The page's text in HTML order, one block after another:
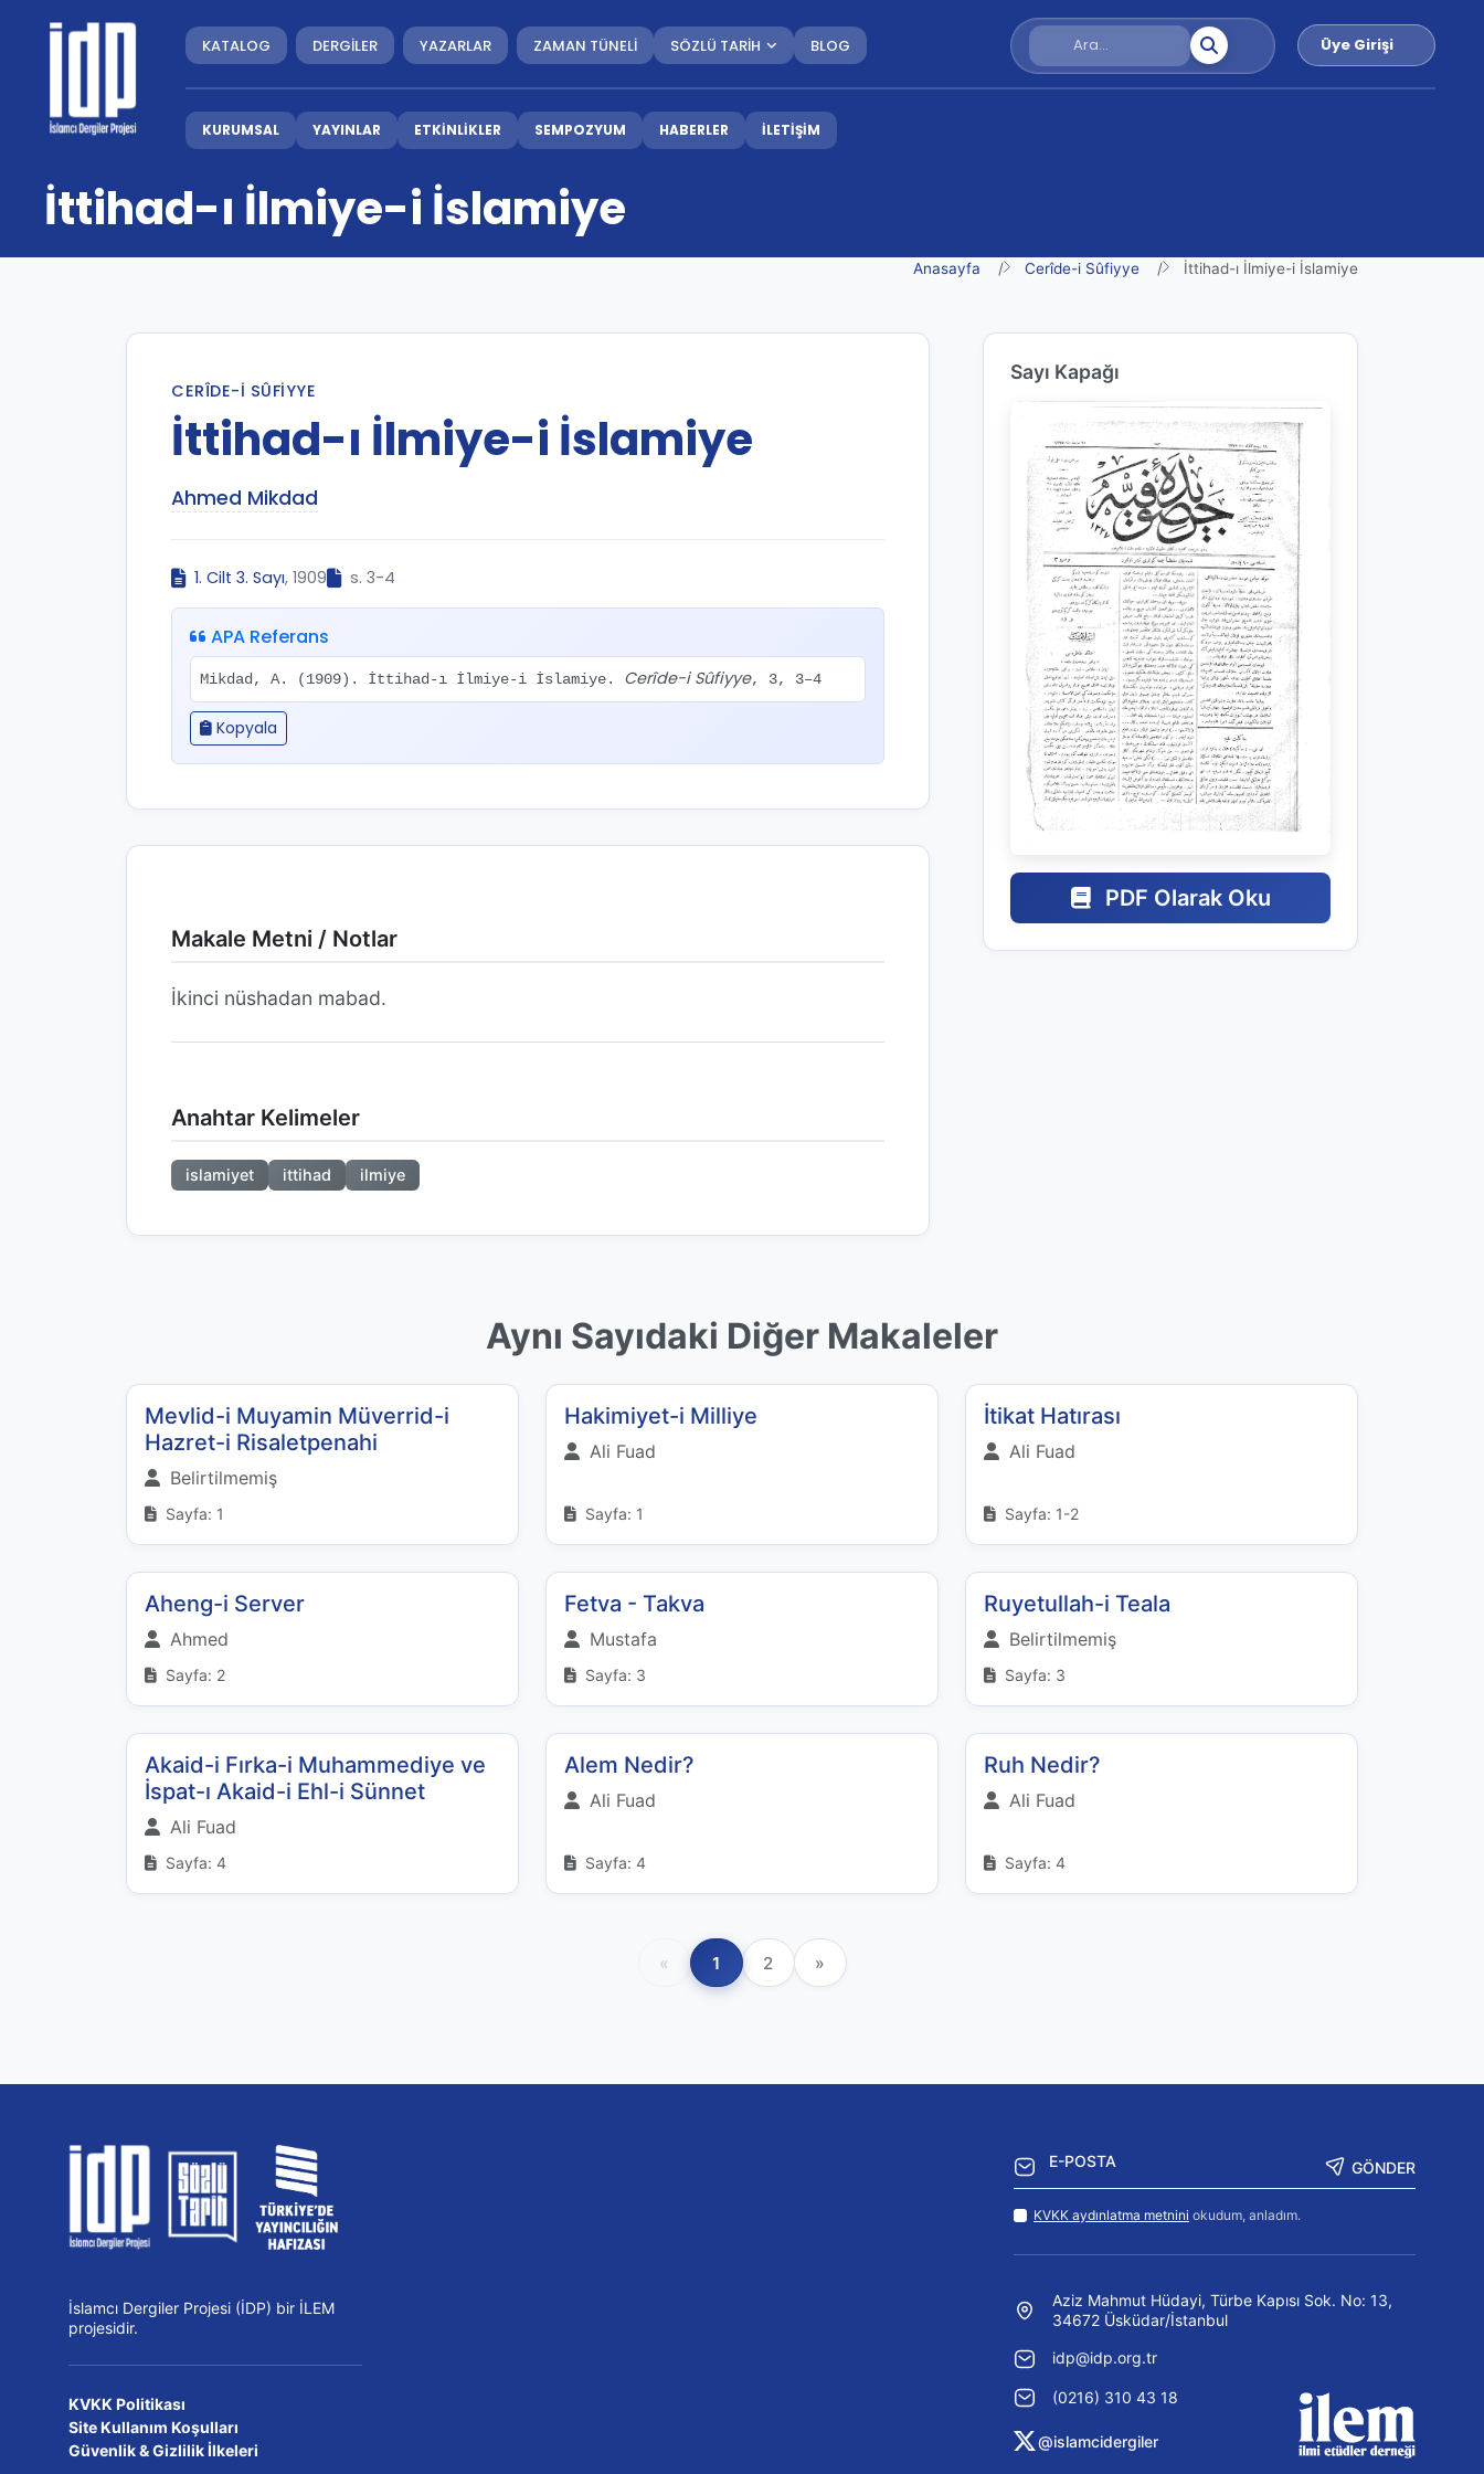
KATALOG DERGİLER YAZARLAR ZAMAN TÜNELİ SÖZLÜ TARİH BLOG Üye Girişi
KURUMSAL YAYINLAR ETKİNLİKLER SEMPOZYUM HABERLER İLETİŞİM
İttihad-ı İlmiye-i İslamiye
Anasayfa Cerîde-i Sûfiyye İttihad-ı İlmiye-i İslamiye
CERÎDE-I SÛFIYYE
İttihad-ı İlmiye-i İslamiye
Ahmed Mikdad
1. Cilt 3. Sayı, 1909 s. 3-4
APA Referans
Mikdad, A. (1909). İttihad-ı İlmiye-i İslamiye. Cerîde-i Sûfiyye, 3, 3–4
Kopyala
Makale Metni / Notlar
İkinci nüshadan mabad.
Anahtar Kelimeler
islamiyet ittihad ilmiye
Sayı Kapağı
PDF Olarak Oku
Aynı Sayıdaki Diğer Makaleler
Mevlid-i Muyamin Müverrid-i
Hazret-i Risaletpenahi
Belirtilmemiş
Sayfa: 1
Hakimiyet-i Milliye
Ali Fuad
Sayfa: 1
İtikat Hatırası
Ali Fuad
Sayfa: 1-2
Aheng-i Server
Ahmed
Sayfa: 2
Fetva - Takva
Mustafa
Sayfa: 3
Ruyetullah-i Teala
Belirtilmemiş
Sayfa: 3
Akaid-i Fırka-i Muhammediye ve
İspat-ı Akaid-i Ehl-i Sünnet
Ali Fuad
Sayfa: 4
Alem Nedir?
Ali Fuad
Sayfa: 4
Ruh Nedir?
Ali Fuad
Sayfa: 4
« 1 2 »
İslamcı Dergiler Projesi (İDP) bir İLEM
projesidir.
KVKK Politikası
Site Kullanım Koşulları
Güvenlik & Gizlilik İlkeleri
GÖNDER
KVKK aydınlatma metnini okudum, anladım.
Aziz Mahmut Hüdayi, Türbe Kapısı Sok. No: 13,
34672 Üsküdar/İstanbul
idp@idp.org.tr
(0216) 310 43 18
@islamcidergiler